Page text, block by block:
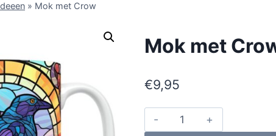
» Mok met Crow
Mok met
€9,95